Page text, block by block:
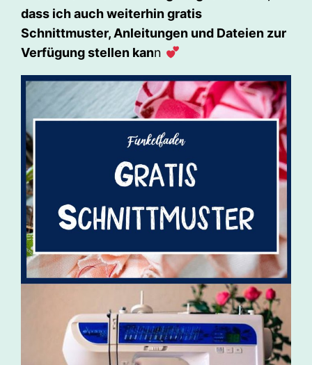
dass ich auch weiterhin gratis
Schnittmuster, Anleitungen und Dateien zur
Verfügung stellen kann